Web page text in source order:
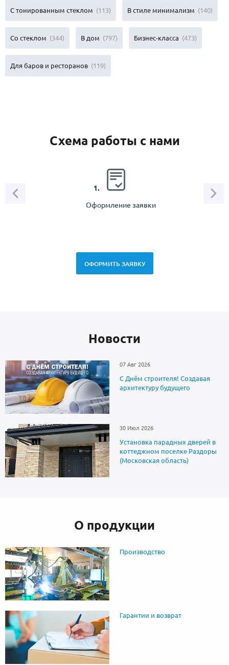
С тонированным стеклом (113) В стиле минимализм (140)
Со стеклом (344) В дом (797) Бизнес-класса (473)
Для баров и ресторанов (119)
Схема работы с нами
1.
Оформление заявки
ОФОРМИТЬ ЗАЯВКУ
Новоcти
07 Авг 2026
С Днём строителя! Создавая
архитектуру будущего
30 Июл 2026
Установка парадных дверей в
коттеджном поселке Раздоры
(Московская область)
О продукции
Производство
Гарантии и возврат